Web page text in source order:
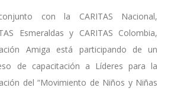
con la CARITAS Nacional,
Esmeraldas y CARITAS Colombia,
Amiga está participando de un
de capacitación a Líderes para la
del “Movimiento de Niños y Niñas